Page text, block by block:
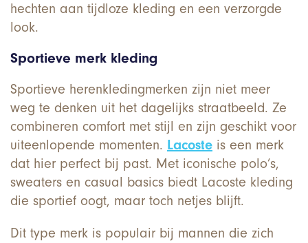
hechten aan tijdloze kleding en een verzorgde
look.
Sportieve merk kleding
Sportieve herenkledingmerken zijn niet meer
weg te denken uit het dagelijks straatbeeld. Ze
combineren comfort met stijl en zijn geschikt voor
uiteenlopende momenten. Lacoste is een merk
dat hier perfect bij past. Met iconische polo’s,
sweaters en casual basics biedt Lacoste kleding
die sportief oogt, maar toch netjes blijft.
Dit type merk is populair bij mannen die zich